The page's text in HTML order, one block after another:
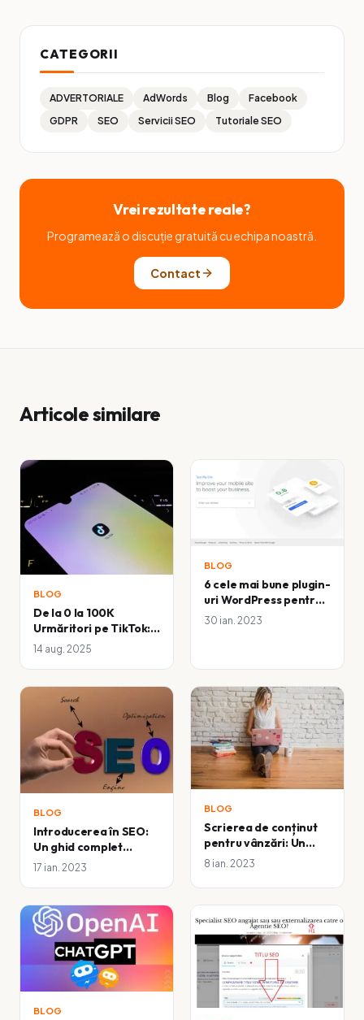
CATEGORII
ADVERTORIALE AdWords Blog
Facebook
GDPR
SEO Servicii SEO Tutoriale SEO
Vrei rezultate reale?
Programează o discuție gratuită cu echipa noastră.
Contact
Articole similare
BLOG
De la 0 la 100K
Urmăritori pe TikTok:
Ce nu îți spune nimeni
despre creșterea
14 aug. 2025
BLOG
6 cele mai bune plugin-
uri WordPress pentru a
vă optimiza site-ul web
30 ian. 2023
BLOG
Introducerea în SEO:
Un ghid complet
pentru începători
17 ian. 2023
BLOG
Scrierea de conținut
pentru vânzări: Un
ghid pas cu pas pentru
convingătoare care să
convertească
8 ian. 2023
BLOG